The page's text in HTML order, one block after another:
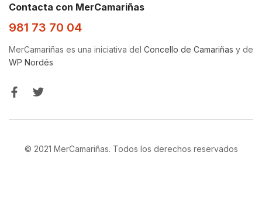
Contacta con MerCamariñas
981 73 70 04
MerCamariñas es una iniciativa del Concello de Camariñas y de
WP Nordés
© 2021 MerCamariñas. Todos los derechos reservados